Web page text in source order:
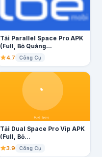
Tải Parallel Space Pro APK
(Full, Bỏ Quảng...
4.7 Công Cụ
Tải Dual Space Pro Vip APK
(Full, Bỏ...
3.9 Công Cụ